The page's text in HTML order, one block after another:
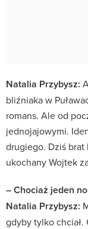
Natalia Przybysz:
bliźniaka w
romans. Ale od
jednojajowymi.
drugiego. Dziś brat
ukochany Wojtek
– Chociaż jeden
Natalia Przybysz:
gdyby tylko chciał.